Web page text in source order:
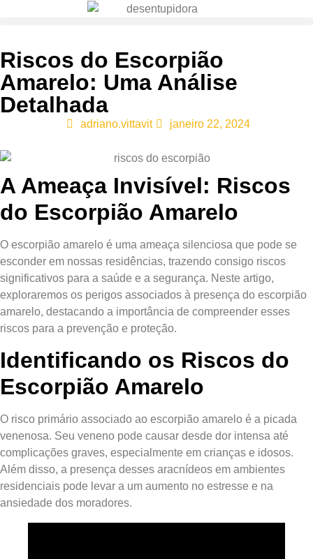
Riscos do Escorpião
Amarelo: Uma Análise
Detalhada
adriano.vittavit janeiro 22, 2024
A Ameaça Invisível: Riscos
do Escorpião Amarelo
O escorpião amarelo é uma ameaça silenciosa que pode se
esconder em nossas residências, trazendo consigo riscos
significativos para a saúde e a segurança. Neste artigo,
exploraremos os perigos associados à presença do escorpião
amarelo, destacando a importância de compreender esses
riscos para a prevenção e proteção.
Identificando os Riscos do
Escorpião Amarelo
O risco primário associado ao escorpião amarelo é a picada
venenosa. Seu veneno pode causar desde dor intensa até
complicações graves, especialmente em crianças e idosos.
Além disso, a presença desses aracnídeos em ambientes
residenciais pode levar a um aumento no estresse e na
ansiedade dos moradores.